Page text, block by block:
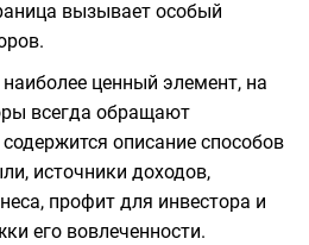
вызывает особый
ценный элемент, на
всегда обращают
описание способов
источники доходов,
профит для инвестора и
его вовлеченности.